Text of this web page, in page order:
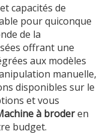
capacités de
pour quiconque
de la
offrant une
aux modèles
manuelle,
disponibles sur le
et vous
à broderen
budget.